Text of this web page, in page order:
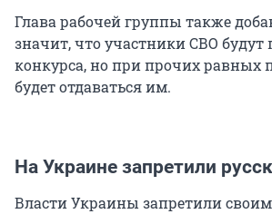
Глава рабочей группы также
значит, что участники СВО будут
конкурса, но при прочих равных
будет отдаваться им.
На Украине запретили
Власти Украины запретили